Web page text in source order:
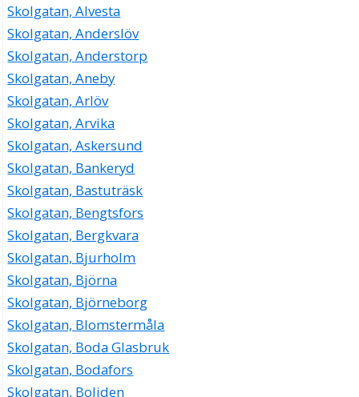
Skolgatan, Alvesta
Skolgatan, Anderslöv
Skolgatan, Anderstorp
Skolgatan, Aneby
Skolgatan, Arlöv
Skolgatan, Arvika
Skolgatan, Askersund
Skolgatan, Bankeryd
Skolgatan, Bastuträsk
Skolgatan, Bengtsfors
Skolgatan, Bergkvara
Skolgatan, Bjurholm
Skolgatan, Björna
Skolgatan, Björneborg
Skolgatan, Blomstermåla
Skolgatan, Boda Glasbruk
Skolgatan, Bodafors
Skolgatan, Boliden